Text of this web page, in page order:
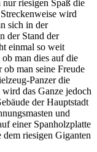
nur riesigen Spaß die
wird
sich in der
der Stand der
einmal so weit
man dies auf die
man seine Freude
Panzer die
das Ganze jedoch
der Hauptstadt
und
einer Spanholzplatte
dem riesigen Giganten